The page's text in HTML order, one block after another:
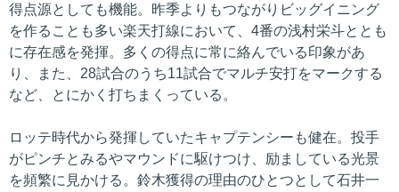
得点源としても機能。昨季よりもつながりビッグイニング
を作ることも多い楽天打線において、4番の浅村栄斗ととも
に存在感を発揮。多くの得点に常に絡んでいる印象があ
り、また、28試合のうち11試合でマルチ安打をマークする
など、とにかく打ちまくっている。
ロッテ時代から発揮していたキャプテンシーも健在。投手
がピンチとみるやマウンドに駆けつけ、励ましている光景
を頻繁に見かける。鈴木獲得の理由のひとつとして石井一